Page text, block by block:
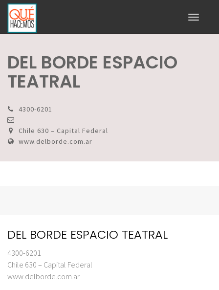
Toggle
DEL BORDE ESPACIO
TEATRAL
4300-6201
Chile 630 – Capital Federal
www.delborde.com.ar
DEL BORDE ESPACIO TEATRAL
4300-6201
Chile 630 – Capital Federal
www.delborde.com.ar